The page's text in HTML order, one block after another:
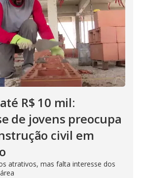
R$ 10 mil:
de jovens preocupa
civil em
atrativos, mas falta interesse dos